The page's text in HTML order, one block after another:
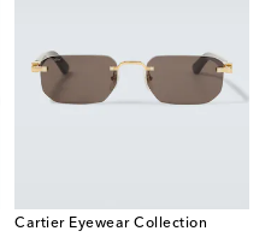
Cartier Eyewear Collection